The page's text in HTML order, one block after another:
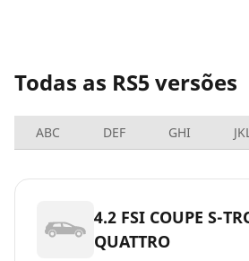
Todas as RS5 versões
ABC DEF GHI
4.2 FSI COUPE S-
QUATTRO